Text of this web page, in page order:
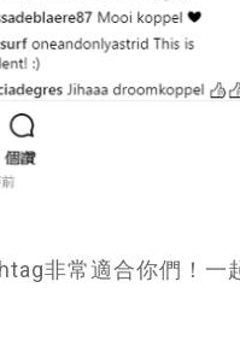
非常適合你們！一